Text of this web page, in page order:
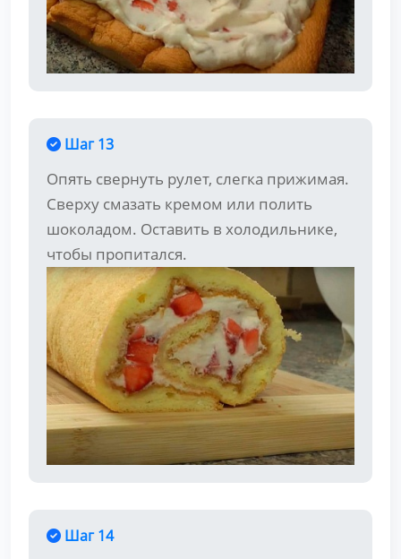
Шаг 13
Опять свернуть рулет, слегка прижимая.
Сверху смазать кремом или полить
шоколадом. Оставить в холодильнике,
чтобы пропитался.
Шаг 14